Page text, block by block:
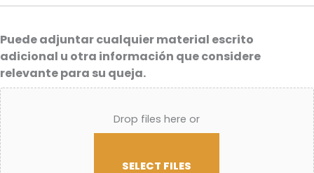
Puede adjuntar cualquier material escrito
adicional u otra información que considere
relevante para su queja.
Drop files here or
SELECT FILES